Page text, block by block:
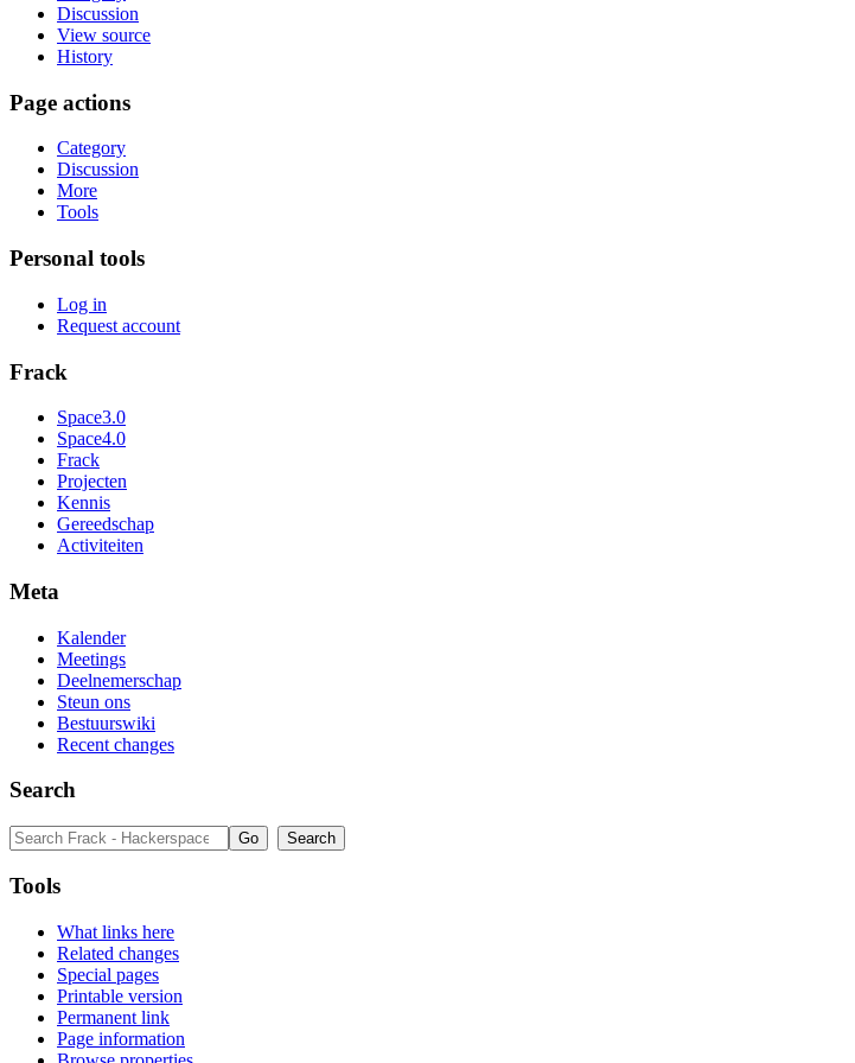
Discussion
View source
History
Page actions
Category
Discussion
More
Tools
Personal tools
Log in
Request account
Frack
Space3.0
Space4.0
Frack
Projecten
Kennis
Gereedschap
Activiteiten
Meta
Kalender
Meetings
Deelnemerschap
Steun ons
Bestuurswiki
Recent changes
Search
Tools
What links here
Related changes
Special pages
Printable version
Permanent link
Page information